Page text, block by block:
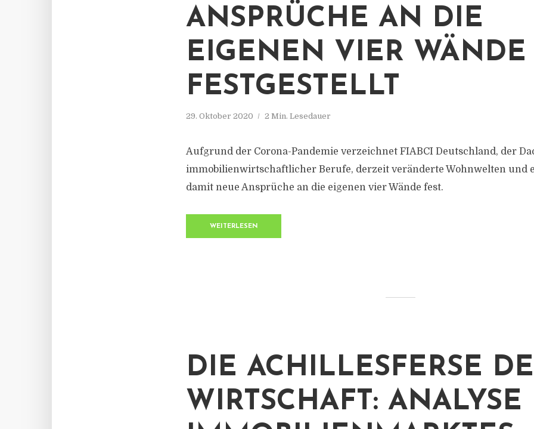
ANSPRÜCHE AN DIE
EIGENEN VIER WÄNDE
FESTGESTELLT
29. Oktober 2020 2 Min. Lesedauer
Aufgrund der Corona-Pandemie verzeichnet FIABCI Deutschland, der
immobilienwirtschaftlicher Berufe, derzeit veränderte Wohnwelten und
damit neue Ansprüche an die eigenen vier Wände fest.
WEITERLESEN
DIE ACHILLESFERSE
WIRTSCHAFT: ANALYSE